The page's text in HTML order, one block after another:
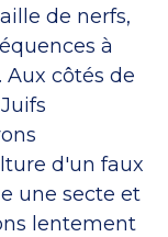
de nerfs,
à
côtés de
d'un faux
une secte et
lentement